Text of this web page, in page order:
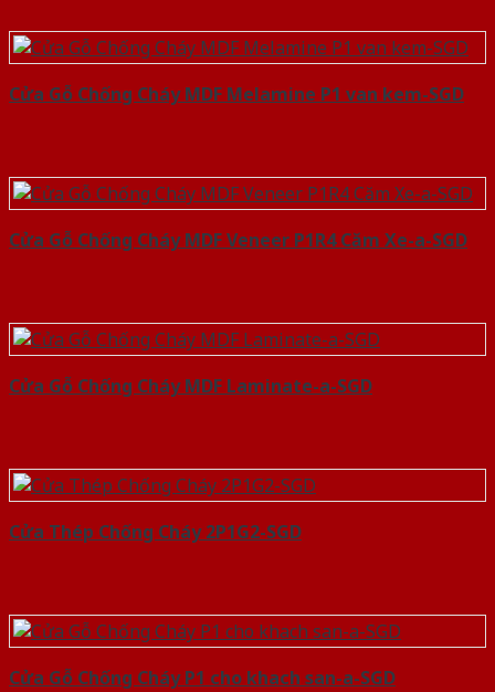
Cửa Gỗ Chống Cháy MDF Melamine P1 van kem-SGD
Cửa Gỗ Chống Cháy MDF Veneer P1R4 Căm Xe-a-SGD
Cửa Gỗ Chống Cháy MDF Laminate-a-SGD
Cửa Thép Chống Cháy 2P1G2-SGD
Cửa Gỗ Chống Cháy P1 cho khach san-a-SGD